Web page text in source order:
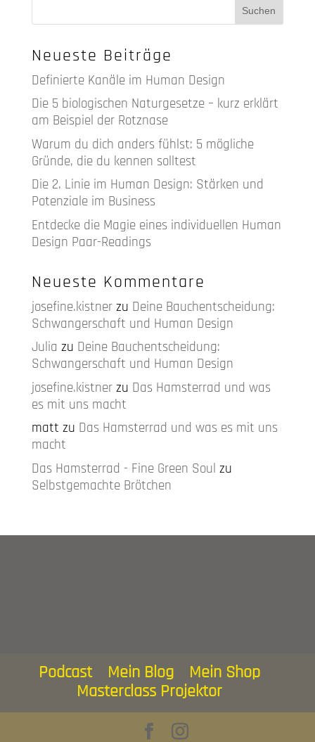
Neueste Beiträge
Definierte Kanäle im Human Design
Die 5 biologischen Naturgesetze – kurz erklärt
am Beispiel der Rotznase
Warum du dich anders fühlst: 5 mögliche
Gründe, die du kennen solltest
Die 2. Linie im Human Design: Stärken und
Potenziale im Business
Entdecke die Magie eines individuellen Human
Design Paar-Readings
Neueste Kommentare
josefine.kistnerzu Deine Bauchentscheidung:
Schwangerschaft und Human Design
Julia zu Deine Bauchentscheidung:
Schwangerschaft und Human Design
josefine.kistnerzu Das Hamsterrad und was
es mit uns macht
matt zu Das Hamsterrad und was es mit uns
macht
Das Hamsterrad - Fine Green Soul zu
Selbstgemachte Brötchen
Podcast Mein Blog
Mein Shop
Masterclass Projektor